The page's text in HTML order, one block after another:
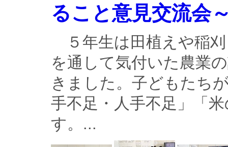
ること意見交流会
５年生は田植えや稲
を通して気付いた農業
きました。子どもたち
手不足・人手不足」「
す。...